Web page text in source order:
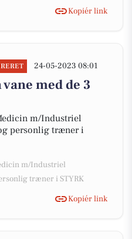
Kopiér link
24-05-2023 08:01
med de 3
m/Industriel
personlig træner i
m/Industriel
træner i STYRK
Kopiér link